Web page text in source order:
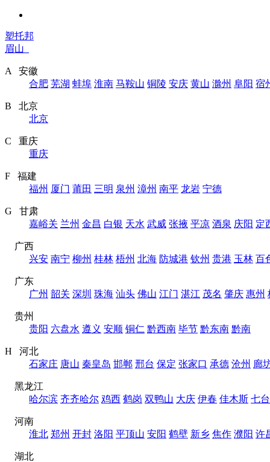
塑托邦
眉山
A 安徽
合肥 芜湖 蚌埠 淮南 马鞍山 铜陵 安庆 黄山 滁州 阜阳 宿
B 北京
北京
C 重庆
重庆
F 福建
福州 厦门 莆田 三明 泉州 漳州 南平 龙岩 宁德
G 甘肃
嘉峪关 兰州 金昌 白银 天水 武威 张掖 平凉 酒泉 庆阳 定
广西
兴安 南宁 柳州 桂林 梧州 北海 防城港 钦州 贵港 玉林 百
广东
广州 韶关 深圳 珠海 汕头 佛山 江门 湛江 茂名 肇庆 惠州
贵州
贵阳 六盘水 遵义 安顺 铜仁 黔西南 毕节 黔东南 黔南
H 河北
石家庄 唐山 秦皇岛 邯郸 邢台 保定 张家口 承德 沧州 廊
黑龙江
哈尔滨 齐齐哈尔 鸡西 鹤岗 双鸭山 大庆 伊春 佳木斯 七
河南
淮北 郑州 开封 洛阳 平顶山 安阳 鹤壁 新乡 焦作 濮阳 许
湖北